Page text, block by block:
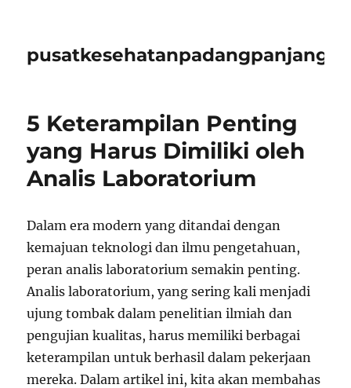
pusatkesehatanpadangpanjangid
5 Keterampilan Penting
yang Harus Dimiliki oleh
Analis Laboratorium
Dalam era modern yang ditandai dengan
kemajuan teknologi dan ilmu pengetahuan,
peran analis laboratorium semakin penting.
Analis laboratorium, yang sering kali menjadi
ujung tombak dalam penelitian ilmiah dan
pengujian kualitas, harus memiliki berbagai
keterampilan untuk berhasil dalam pekerjaan
mereka. Dalam artikel ini, kita akan membahas